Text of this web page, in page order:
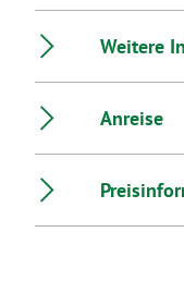
Weitere
Anreise